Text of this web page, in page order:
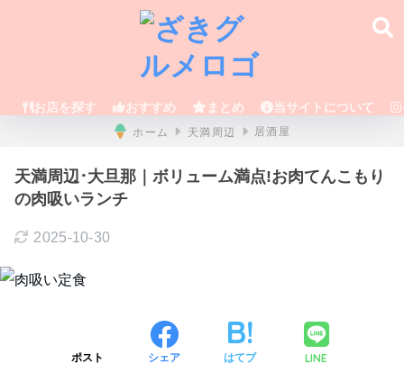
お店を探す おすすめ まとめ 当サイトについて
ホーム 天満周辺 居酒屋
天満周辺･大旦那｜ボリューム満点!お肉てんこもり
の肉吸いランチ
2025-10-30
ポスト シェア はてブ LINE